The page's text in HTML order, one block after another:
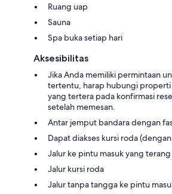
Ruang uap
Sauna
Spa buka setiap hari
Aksesibilitas
Jika Anda memiliki permintaan
tertentu, harap hubungi
yang tertera pada konfirmasi
setelah memesan.
Antar jemput bandara dengan
Dapat diakses kursi roda
Jalur ke pintu masuk yang terang
Jalur kursi roda
Jalur tanpa tangga ke pintu